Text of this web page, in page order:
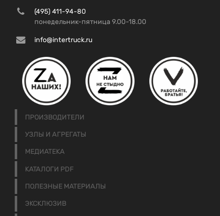
(495) 411-94-80
понедельник-пятница 9.00-18.00
info@intertruck.ru
ПРОИЗВОДИТЕЛИ
УЗЛЫ И АГРЕГАТЫ
МЕДИАТЕКА
КАТАЛОГИ PDF
ПОЛЕЗНЫЕ МАТЕРИАЛЫ
ЭКСКЛЮЗИВ